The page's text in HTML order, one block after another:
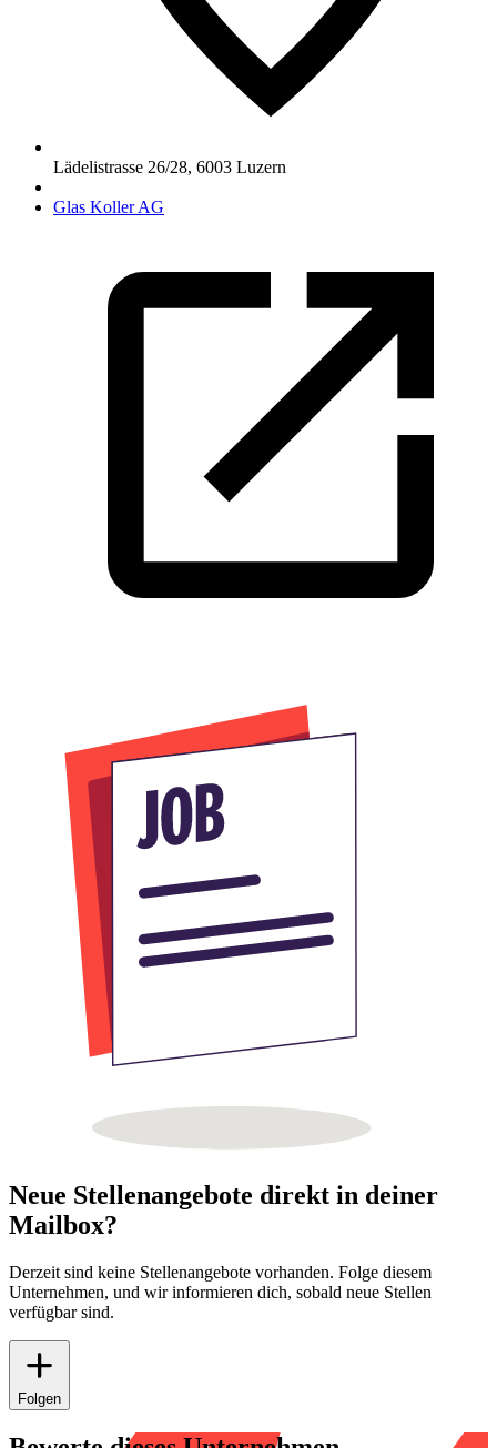
Lädelistrasse 26/28, 6003 Luzern
Glas Koller AG
Neue Stellenangebote direkt in deiner
Mailbox?
Derzeit sind keine Stellenangebote vorhanden. Folge diesem
Unternehmen, und wir informieren dich, sobald neue Stellen
verfügbar sind.
Folgen